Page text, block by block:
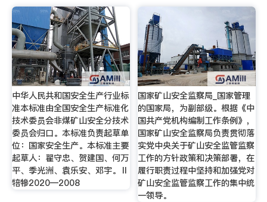
中华人民共和国安全生产行业标
准本标准由全国安全生产标准化
技术委员会非煤矿山安全分技术
委员会归口。本标准负责起草单
位：国家安全生产。本标准主要
起草人：翟守忠、贺建国、何万
平、季光洲、袁乐安、邓宇。Ⅱ
犃犙2020—2008
国家矿山安全监察局_国家管理
的国家局，为副部级。根据《中
国共产党机构编制工作条例》，
国家矿山安全监察局负责贯彻落
实党中央关于矿山安全监管监察
工作的方针政策和决策部署，在
履行职责过程中坚持和加强党对
矿山安全监管监察工作的集中统
一领导。